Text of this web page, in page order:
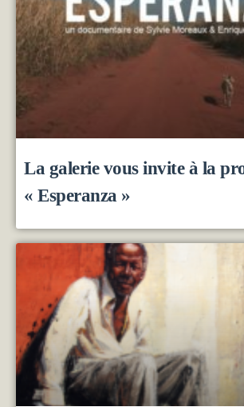
La galerie vous invite à la
« Esperanza »